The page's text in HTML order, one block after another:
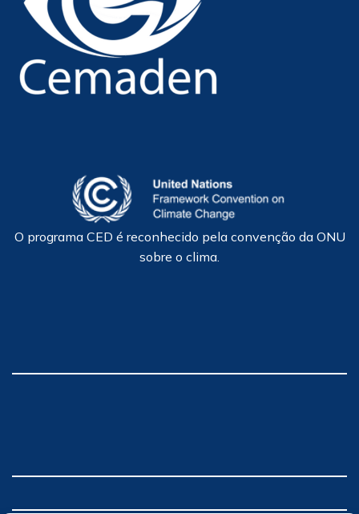
O programa CED é reconhecido pela convenção da ONU
sobre o clima.